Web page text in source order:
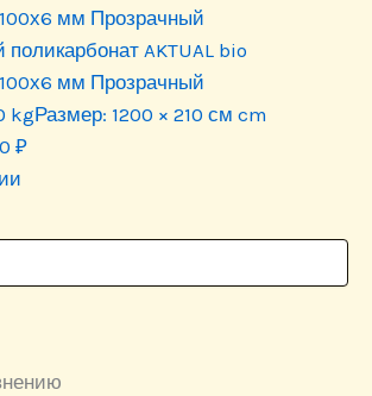
мм Прозрачный
AKTUAL bio
мм Прозрачный
kgРазмер: 1200 × 210 см cm
₽